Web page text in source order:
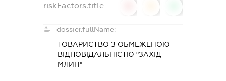
riskFactors.title
dossier.fullName:
ТОВАРИСТВО З ОБМЕЖЕНОЮ
ВІДПОВІДАЛЬНІСТЮ "ЗАХІД-
МЛИН"